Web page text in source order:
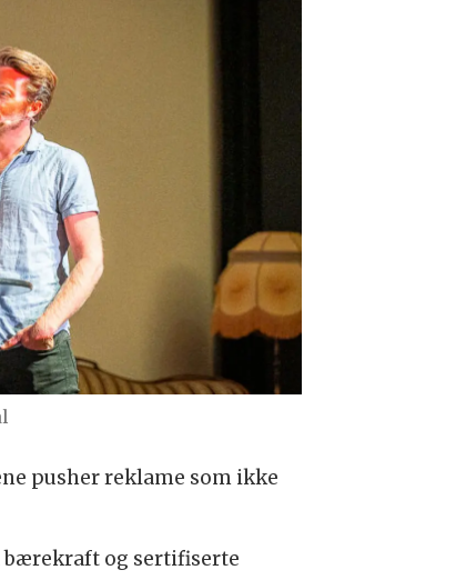
pusher reklame som ikke
bærekraft og sertifiserte